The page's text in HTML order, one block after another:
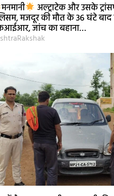
मनमानी अल्ट्राटेक और उसके
मजदूर की मौत के 36 घंटे बाद
जांच का बहाना…